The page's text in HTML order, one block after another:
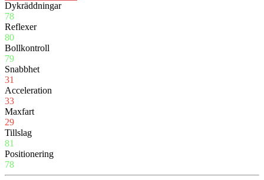
Dykräddningar
78
Reflexer
80
Bollkontroll
79
Snabbhet
31
Acceleration
33
Maxfart
29
Tillslag
81
Positionering
78